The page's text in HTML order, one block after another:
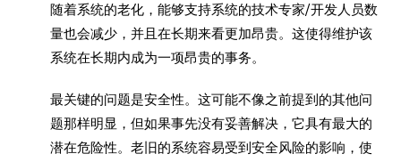
随着系统的老化，能够支持系统的技术专家/开发人员数
量也会减少，并且在长期来看更加昂贵。这使得维护该
系统在长期内成为一项昂贵的事务。
最关键的问题是安全性。这可能不像之前提到的其他问
题那样明显，但如果事先没有妥善解决，它具有最大的
潜在危险性。老旧的系统容易受到安全风险的影响，使